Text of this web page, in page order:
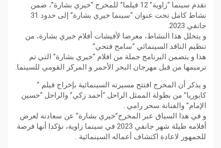
تقدم سينما “زاوية” 12 فيلما” للمخرج “خيري بشارة”، ضمن
نشاط كامل تحت عنوان “سينما خيري بشارة” إلى حدود 31
جانفي 2023.
و يتخلل هذا النشاط، معرضا لأفيشات أفلام خيري بشارة، من
تنظيم الناقد السينمائي “سامح فتحي”.
هذا و يتضمن البرنامج جملة من افلام “خيري بشارة” التي تم
ترميمها من قبل مهرجان البحر الأحمر و المركز القومي للسينما.
و يذكر أن المخرج افتتح مسيرته السينمائية بإخراج فيلم ”
كابوريا” من بطولة الممثل الراحل “أحمد زكي” والراحل “حسين
الإمام” والفنانة سحر رامي .
و في هذا السياق عبر المخرج”خيري بشارة” عن سعادته لعرض
أفلامه طيلة شهر جانفي 2023 في سينما زاوية، نؤكدا أنها فرصة
للجمهور لاعادة اكتشاف أعماله السينمائية .